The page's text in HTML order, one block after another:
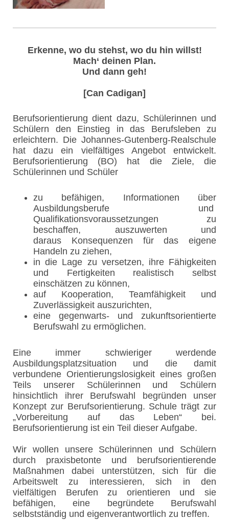
Erkenne, wo du stehst, wo du hin willst!
Mach‘ deinen Plan.
Und dann geh!
[Can Cadigan]
Berufsorientierung dient dazu, Schülerinnen und
Schülern den Einstieg in das Berufsleben zu
erleichtern. Die Johannes-Gutenberg-Realschule
hat dazu ein vielfältiges Angebot entwickelt.
Berufsorientierung (BO) hat die Ziele, die
Schülerinnen und Schüler
zu befähigen, Informationen über
Ausbildungsberufe und
Qualifikationsvoraussetzungen zu
beschaffen, auszuwerten und
daraus Konsequenzen für das eigene
Handeln zu ziehen,
in die Lage zu versetzen, ihre Fähigkeiten
und Fertigkeiten realistisch selbst
einschätzen zu können,
auf Kooperation, Teamfähigkeit und
Zuverlässigkeit auszurichten,
eine gegenwarts- und zukunftsorientierte
Berufswahl zu ermöglichen.
Eine immer schwieriger werdende
Ausbildungsplatzsituation und die damit
verbundene Orientierungslosigkeit eines großen
Teils unserer Schülerinnen und Schülern
hinsichtlich ihrer Berufswahl begründen unser
Konzept zur Berufsorientierung. Schule trägt zur
„Vorbereitung auf das Leben“ bei.
Berufsorientierung ist ein Teil dieser Aufgabe.
Wir wollen unsere Schülerinnen und Schülern
durch praxisbetonte und berufsorientierende
Maßnahmen dabei unterstützen, sich für die
Arbeitswelt zu interessieren, sich in den
vielfältigen Berufen zu orientieren und sie
befähigen, eine begründete Berufswahl
selbstständig und eigenverantwortlich zu treffen.